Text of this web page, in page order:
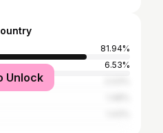
81.94%
6.53%
Unlock